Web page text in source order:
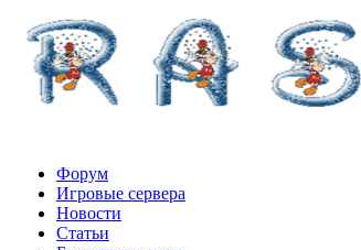
Форум
Игровые сервера
Новости
Статьи